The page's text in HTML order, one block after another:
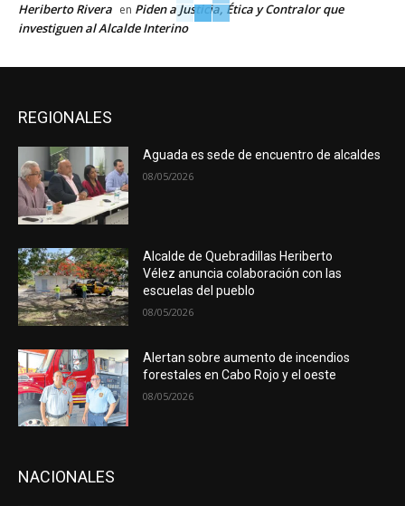
Heriberto Rivera en Piden a Justicia, Ética y Contralor que
investiguen al Alcalde Interino
REGIONALES
Aguada es sede de encuentro de alcaldes
08/05/2026
Alcalde de Quebradillas Heriberto
Vélez anuncia colaboración con las
escuelas del pueblo
08/05/2026
Alertan sobre aumento de incendios
forestales en Cabo Rojo y el oeste
08/05/2026
NACIONALES